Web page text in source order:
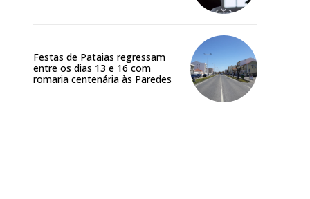
Festas de Pataias regressam
entre os dias 13 e 16 com
romaria centenária às Paredes